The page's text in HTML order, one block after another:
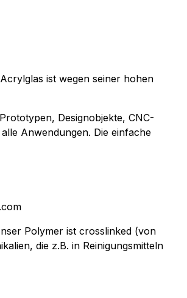
ist wegen seiner hohen
Designobjekte, CNC-
Anwendungen. Die einfache
Polymer ist crosslinked (von
die z.B. in Reinigungsmitteln